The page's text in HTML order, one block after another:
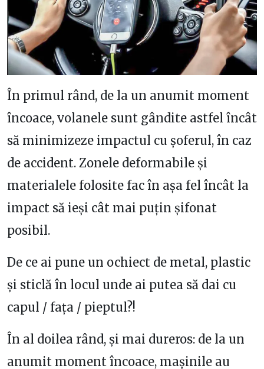
În primul rând, de la un anumit moment
încoace, volanele sunt gândite astfel încât
să minimizeze impactul cu șoferul, în caz
de accident. Zonele deformabile și
materialele folosite fac în așa fel încât la
impact să ieși cât mai puțin șifonat
posibil.
De ce ai pune un ochiect de metal, plastic
și sticlă în locul unde ai putea să dai cu
capul / fața / pieptul?!
În al doilea rând, și mai dureros: de la un
anumit moment încoace, mașinile au